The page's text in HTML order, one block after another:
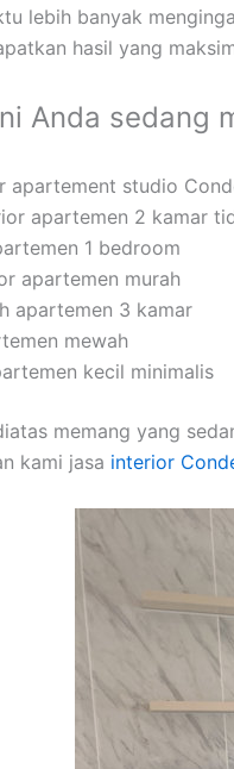
lebih banyak
hasil yang
Anda sedang
apartement studio
apartemen 2 kamar
1 bedroom
apartemen murah
apartemen 3 kamar
mewah
kecil minimalis
memang yang
kami jasa interior